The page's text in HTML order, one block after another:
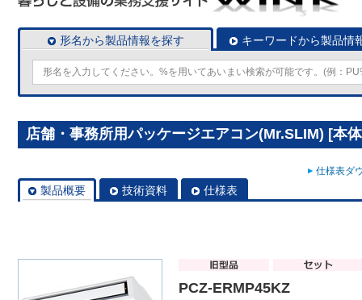
形名から製品情報を探す キーワードから製品情
店舗・事務所用パッケージエアコン(Mr.SLIM) [本
仕様表ダ
製品概要 技術資料 仕様表
PCZ-ERMP45KZ